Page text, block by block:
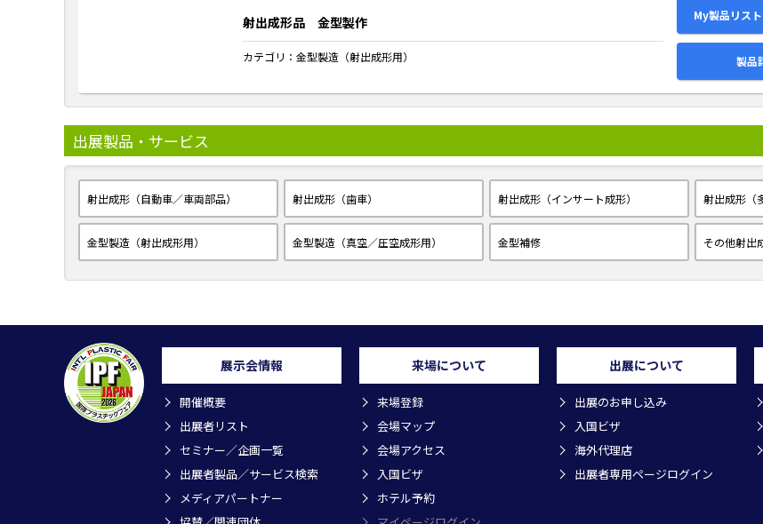
射出成形品 金型製作
カテゴリ： 金型製造（射出成形用）
My製品リス
製品
出展製品・サービス
射出成形（自動車／車両部品） 射出成形（歯車） 射出成形（インサート成形） 射出成形（
金型製造（射出成形用） 金型製造（真空／圧空成形用） 金型補修 その他射出
展示会情報
開催概要
出展者リスト
セミナー／企画一覧
出展者製品／サービス検索
メディアパートナー
来場について
来場登録
会場マップ
会場アクセス
入国ビザ
ホテル予約
出展について
出展のお申し込み
入国ビザ
海外代理店
出展者専用ページログイン